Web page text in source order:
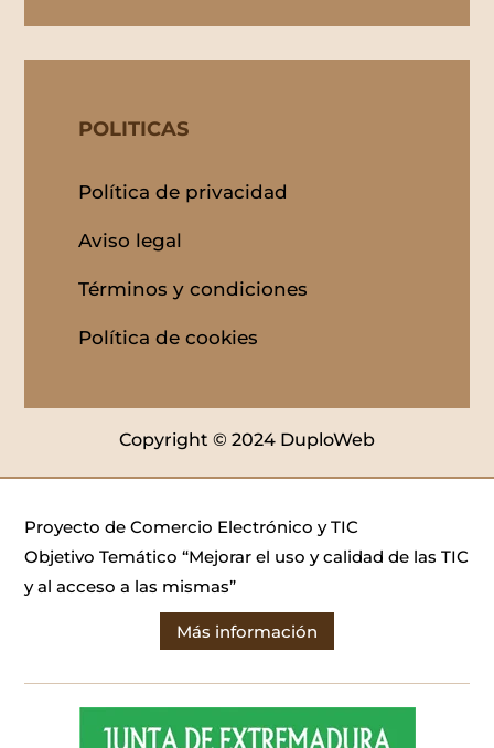
POLITICAS
Política de privacidad
Aviso legal
Términos y condiciones
Política de cookies
Copyright © 2024 DuploWeb
Proyecto de Comercio Electrónico y TIC
Objetivo Temático “Mejorar el uso y calidad de las TIC
y al acceso a las mismas”
Más información